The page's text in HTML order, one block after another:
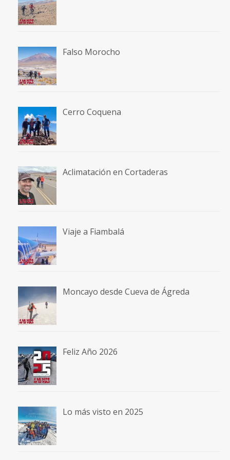
Falso Morocho
Cerro Coquena
Aclimatación en Cortaderas
Viaje a Fiambalá
Moncayo desde Cueva de Ágreda
Feliz Año 2026
Lo más visto en 2025